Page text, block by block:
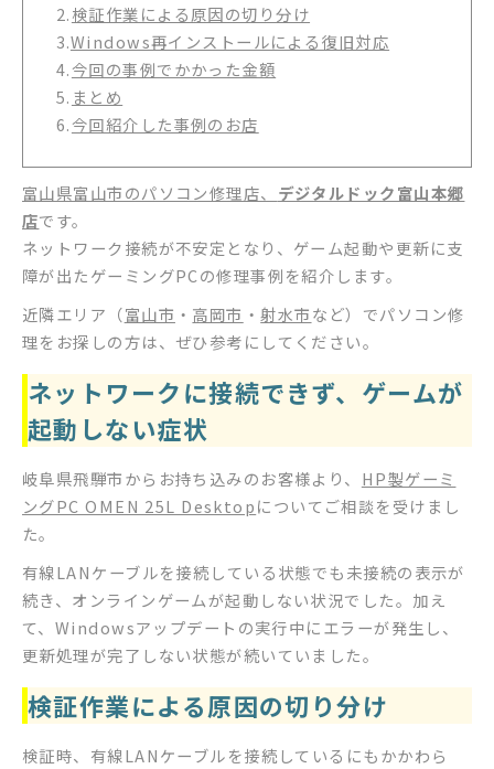
2.検証作業による原因の切り分け
3.Windows再インストールによる復旧対応
4.今回の事例でかかった金額
5. まとめ
6.今回紹介した事例のお店
富山県富山市のパソコン修理店、 デジタルドック富山本郷
店です。
ネットワーク接続が不安定となり、ゲーム起動や更新に支
障が出たゲーミングPCの修理事例を紹介します。
近隣エリア（富山市 ・ 高岡市 ・射水市など）でパソコン修
理をお探しの方は、ぜひ参考にしてください。
ネットワークに接続できず、ゲームが
起動しない症状
岐阜県飛騨市からお持ち込みのお客様より、 HP製ゲーミ
ングPC OMEN 25L Desktopについてご相談を受けまし
た。
有線LANケーブルを接続している状態でも未接続の表示が
続き、オンラインゲームが起動しない状況でした。加え
て、Windowsアップデートの実行中にエラーが発生し、
更新処理が完了しない状態が続いていました。
検証作業による原因の切り分け
検証時、有線LANケーブルを接続しているにもかかわら